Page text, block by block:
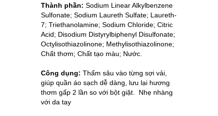
Thành phần: Sodium Linear Alkylbenzene
Sulfonate; Sodium Laureth Sulfate; Laureth-
7; Triethanolamine; Sodium Chloride; Citric
Acid; Disodium Distyrylbiphenyl Disulfonate;
Octylisothiazolinone; Methylisothiazolinone;
Chất thơm; Chất tạo màu; Nước.
Công dụng: Thấm sâu vào từng sợi vải,
giúp quần áo sạch dễ dàng, lưu lại hương
thơm gấp 2 lần so với bột giặt. Nhẹ nhàng
với da tay